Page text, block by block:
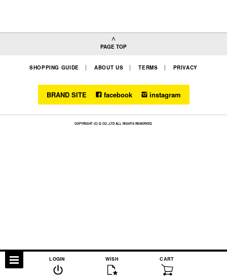
PAGE TOP
SHOPPING GUIDE ABOUT US TERMS PRIVACY
BRAND SITE facebook instagram
CART
WISH
LOGIN
COPYRIGHT (C) Q CO.,LTD ALL RIGHTS RESERVED.